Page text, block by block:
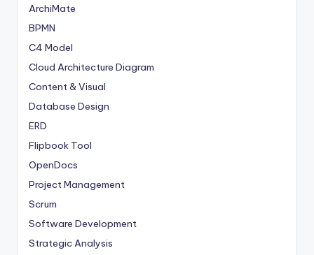
ArchiMate
BPMN
C4 Model
Cloud Architecture Diagram
Content & Visual
Database Design
ERD
Flipbook Tool
OpenDocs
Project Management
Scrum
Software Development
Strategic Analysis